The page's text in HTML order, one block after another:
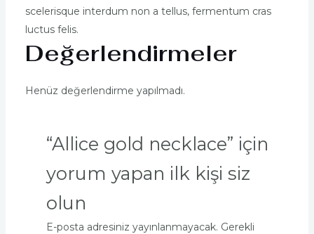
scelerisque interdum non a tellus, fermentum cras
luctus felis.
Değerlendirmeler
Henüz değerlendirme yapılmadı.
“Allice gold necklace” için
yorum yapan ilk kişi siz
olun
E-posta adresiniz yayınlanmayacak. Gerekli